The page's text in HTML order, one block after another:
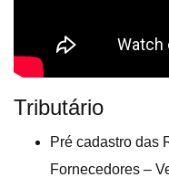
Tributário
Pré cadastro das
Fornecedores –